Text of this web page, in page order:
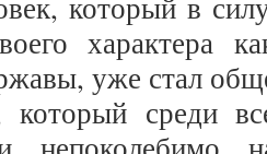
который в
характера
уже стал
который среди